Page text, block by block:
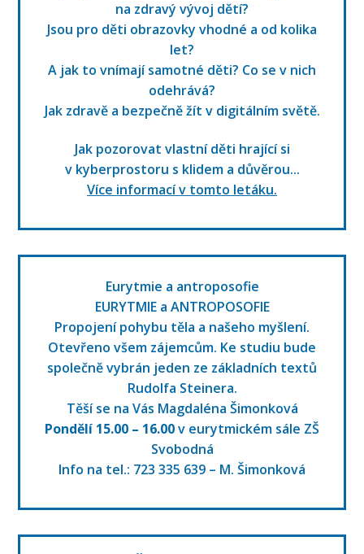
na zdravý vývoj dětí?
Jsou pro děti obrazovky vhodné a od kolika
let?
A jak to vnímají samotné děti? Co se v nich
odehrává?
Jak zdravě a bezpečně žít v digitálním světě.
Jak pozorovat vlastní děti hrající si
v kyberprostoru s klidem a důvěrou...
Více informací v tomto letáku.
Eurytmie a antroposofie
EURYTMIE a ANTROPOSOFIE
Propojení pohybu těla a našeho myšlení.
Otevřeno všem zájemcům. Ke studiu bude
společně vybrán jeden ze základních textů
Rudolfa Steinera.
Těší se na Vás Magdaléna Šimonková
Pondělí 15.00 – 16.00v eurytmickém sále ZŠ
Svobodná
Info na tel.: 723 335 639 – M. Šimonková